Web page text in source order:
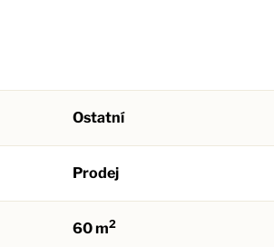
Ostatní
Prodej
60 m2